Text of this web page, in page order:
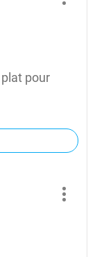
pour